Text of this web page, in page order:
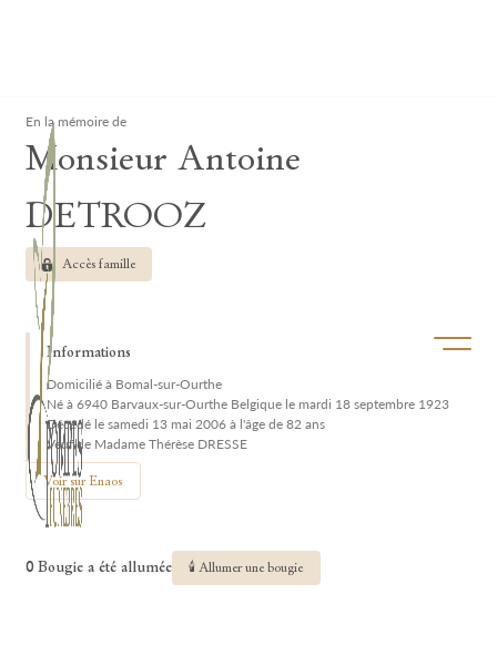
Ouvrir/
En la mémoire de
Monsieur Antoine
DETROOZ
Accès famille
Informations
Domicilié à Bomal-sur-Ourthe
Né à 6940 Barvaux-sur-Ourthe Belgique le mardi 18 septembre 1923
Décédé le samedi 13 mai 2006 à l'âge de 82 ans
Veuf de Madame Thérèse DRESSE
Voir sur Enaos
0 Bougie a été allumée 🕯 Allumer une bougie